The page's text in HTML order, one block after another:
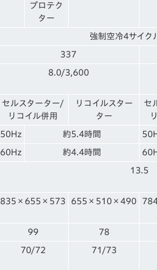
プロテク
ター
強制空冷4サイク
337
8.0/3,600
セルスターター/
リコイル併用
リコイルスター
ター
セ
50Hz 約5.4時間
60Hz 約4.4時間
13.5
835×655×573 655×510×490
99 78
70/72 71/73